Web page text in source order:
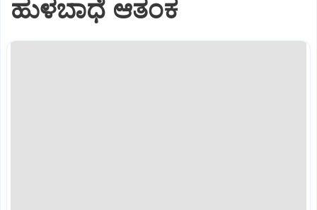
ಹುಳಬಾಧೆ ಆತಂಕ